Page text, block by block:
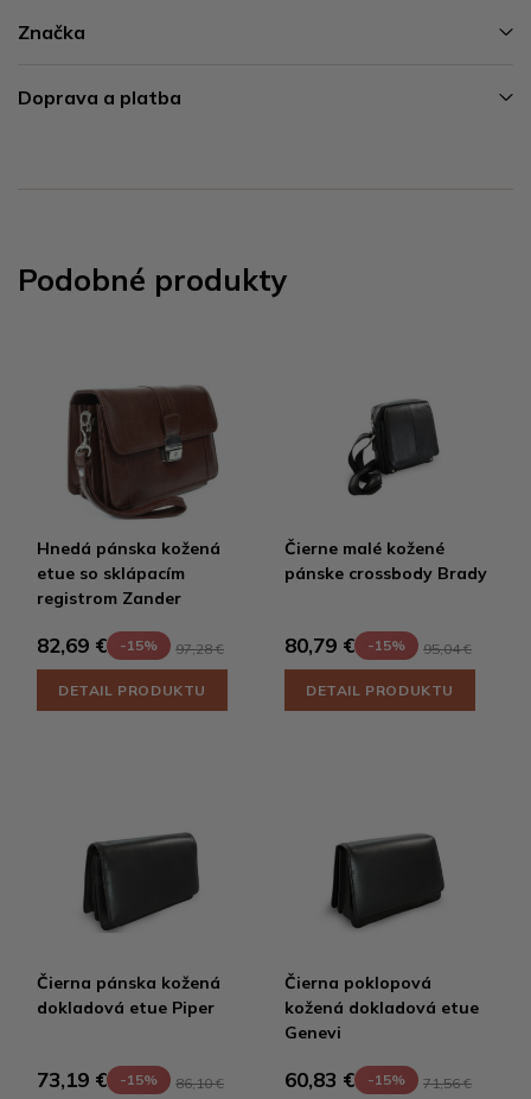
Značka
Doprava a platba
Podobné produkty
Hnedá pánska kožená
etue so sklápacím
registrom Zander
82,69 € -15% 97,28 €
DETAIL PRODUKTU
Čierne malé kožené
pánske crossbody Brady
80,79 € -15% 95,04 €
DETAIL PRODUKTU
Čierna pánska kožená
dokladová etue Piper
73,19 € -15% 86,10 €
Čierna poklopová
kožená dokladová etue
Genevi
60,83 € -15% 71,56 €